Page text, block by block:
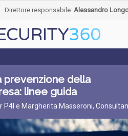
Direttore responsabile: Alessandro
prevenzione della
linee guida
e Margherita Masseroni,